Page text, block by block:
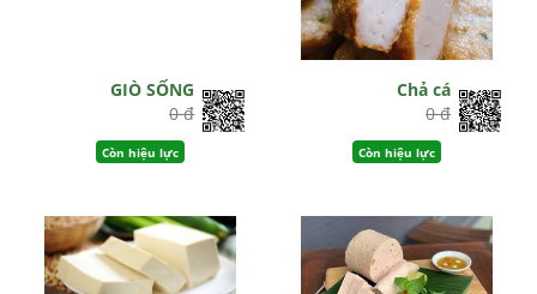
GIÒ SỐNG
0 đ
Còn hiệu lực
Chả cá
0 đ
Còn hiệu lực